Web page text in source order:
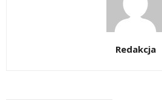
Redakcja